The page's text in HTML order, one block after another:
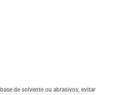
de solvente ou abrasivos, evitar